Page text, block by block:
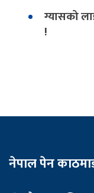
ग्यासको
!
नेपाल पेन